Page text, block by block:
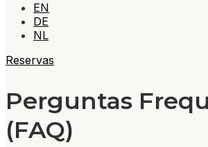
EN
DE
NL
Reservas
Perguntas
(FAQ)